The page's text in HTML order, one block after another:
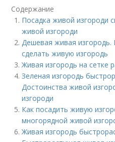
Содержание
Посадка живой изгороди
живой изгороди
Дешевая живая изгородь.
сделать живую изгородь
Живая изгородь на сетке
Зеленая изгородь
Достоинства живой
изгороди
Как посадить живую
многорядной живой
Живая изгородь